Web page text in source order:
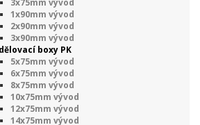
1x90mm vývod
2x90mm vývod
3x90mm vývod
boxy PK
5x75mm vývod
6x75mm vývod
8x75mm vývod
10x75mm vývod
12x75mm vývod
14x75mm vývod